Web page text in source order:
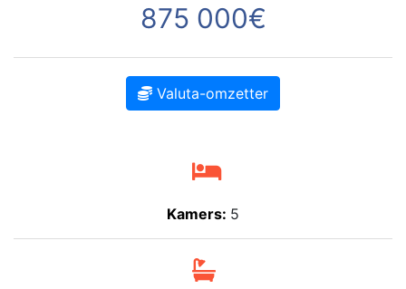
875 000€
Valuta-omzetter
Kamers: 5